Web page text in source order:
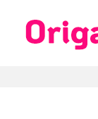
contenido